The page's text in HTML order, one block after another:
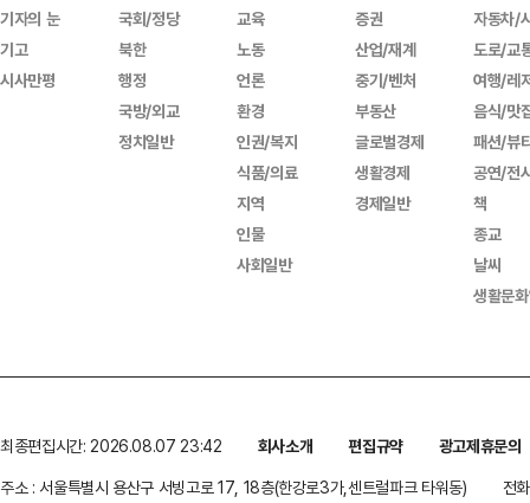
기자의 눈
기고
시사만평
국회/정당
북한
행정
국방/외교
정치일반
교육
노동
언론
환경
인권/복지
식품/의료
지역
인물
사회일반
증권
산업/재계
중기/벤처
부동산
글로벌경제
생활경제
경제일반
자동차/
도로/교
여행/레
음식/맛
패션/뷰
공연/전
책
종교
날씨
생활문
최종편집시간: 2026.08.07 23:42 회사소개 편집규약
광고제휴문의
주소 : 서울특별시 용산구 서빙고로 17, 18층(한강로3가,센트럴파크 타워동)
전